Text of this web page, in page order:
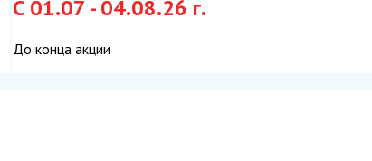
С 01.07 - 04.08.26 г.
До конца акции